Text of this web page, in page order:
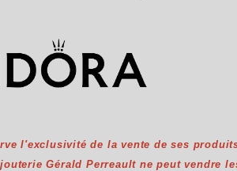
l'exclusivité de la vente de ses
Gérald Perreault ne peut vendre